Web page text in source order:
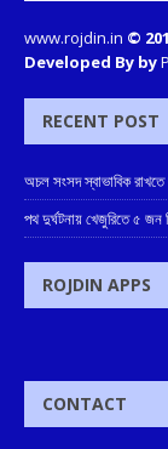
www.rojdin.in ©
Developed By by
RECENT POST
অচল সংসদ স্বাভাবিক রাখতে
পথ দুর্ঘটনায় খেজুরিতে ৫ জন
ROJDIN APPS
CONTACT